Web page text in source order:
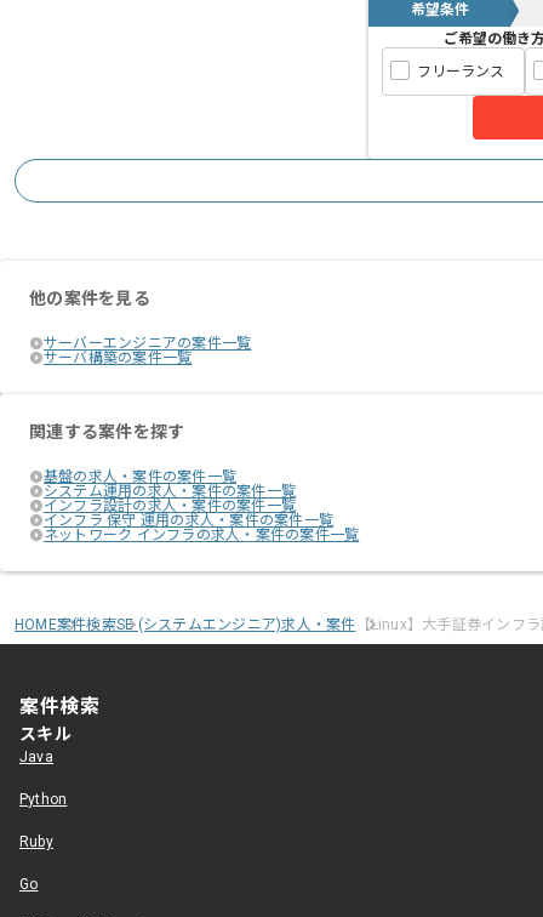
ネットワークやサーバの設計、構築、
およびシステム運用、保守を行ってい
希望条件
ご希望の働き
フリーランス
他の案件を見る
サーバーエンジニアの案件一覧
サーバ構築の案件一覧
関連する案件を探す
基盤の求人・案件の案件一覧
システム運用の求人・案件の案件一覧
インフラ設計の求人・案件の案件一覧
インフラ 保守 運用の求人・案件の案件一覧
ネットワーク インフラの求人・案件の案件一覧
HOME案件検索SE (システムエンジニア)求人・案件 【Linux】大手証券インフ
案件検索
スキル
Java
Python
Ruby
Go